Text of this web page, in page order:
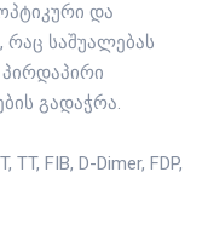
და
რაც საშუალებას
გადაჭრა.
FIB, D-Dimer, FDP,